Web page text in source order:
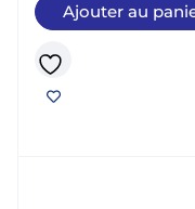
Ajouter au